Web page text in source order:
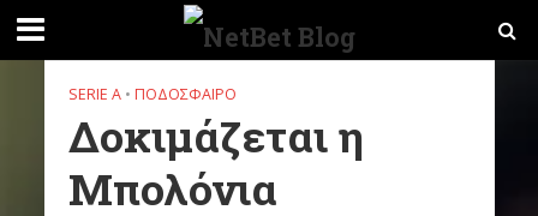
SERIE A • ΠΟΔΌΣΦΑΙΡΟ
Δοκιμάζεται η
Μπολόνια